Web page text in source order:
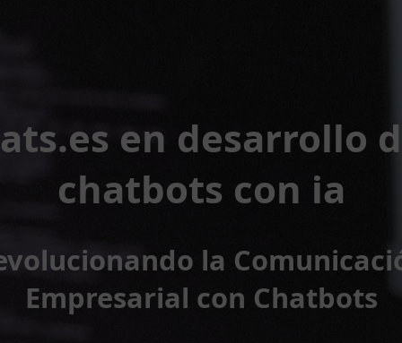
en desarrollo
chatbots con ia
la
Empresarial con Chatbots